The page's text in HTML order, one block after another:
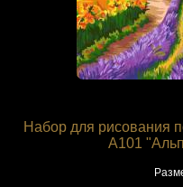
Набор для рисования
A101